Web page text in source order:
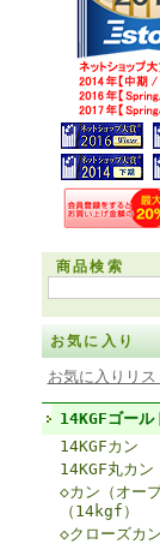
商品検索
お気に入り
お気に入りリ
14KGFゴール
14KGFカン
14KGF丸カン
◇カン（オープ
（14kgf）
◇クローズカ